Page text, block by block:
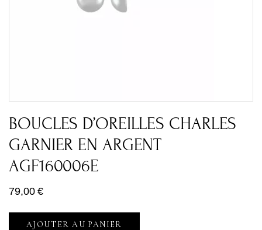
BOUCLES D’OREILLES CHARLES
GARNIER EN ARGENT
AGF160006E
79,00€
AJOUTER AU PANIER